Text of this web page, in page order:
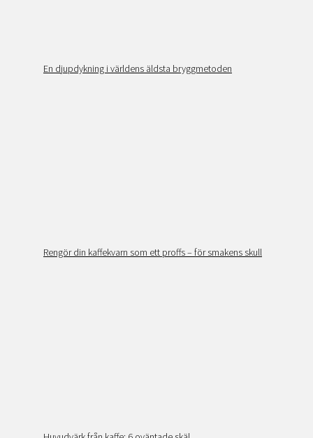
En djupdykning i världens äldsta bryggmetoden
Rengör din kaffekvarn som ett proffs – för smakens skull